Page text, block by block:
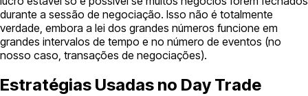
durante a sessão de negociação. Isso não é totalmente
verdade, embora a lei dos grandes números funcione em
grandes intervalos de tempo e no número de eventos (no
nosso caso, transações de negociações).
Estratégias Usadas no Day Trade